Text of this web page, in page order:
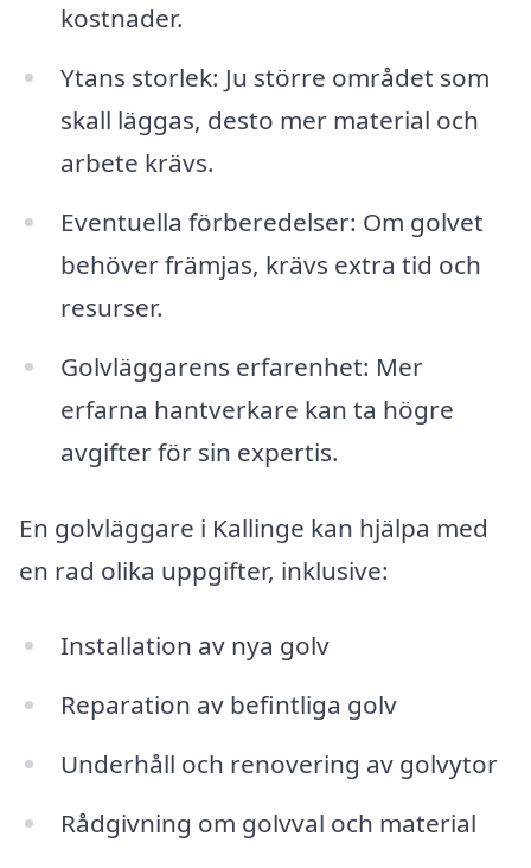
kostnader.
Ytans storlek: Ju större området som
skall läggas, desto mer material och
arbete krävs.
Eventuella förberedelser: Om golvet
behöver främjas, krävs extra tid och
resurser.
Golvläggarens erfarenhet: Mer
erfarna hantverkare kan ta högre
avgifter för sin expertis.
En golvläggare i Kallinge kan hjälpa med
en rad olika uppgifter, inklusive:
Installation av nya golv
Reparation av befintliga golv
Underhåll och renovering av golvytor
Rådgivning om golvval och material